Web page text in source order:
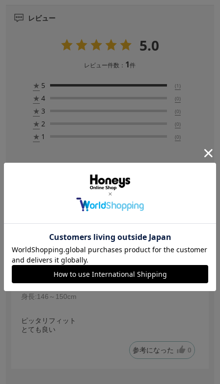
レビュー
5.0
レビュー件数： 1件
★ 5 (1)
★ 4 (0)
★ 3 (0)
★ 2 (0)
★ 1 (0)
表示：新しい順
【投稿日：2026.7.27】
ブラ
サイズ：D75
色：ライトグリーン
身長:146～150cm
ピッタリフィット
とても良い
参考になった 0